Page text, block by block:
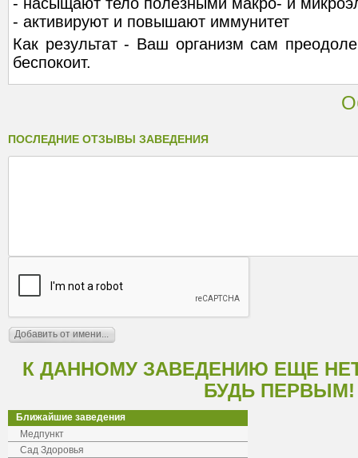
- активируют и повышают иммунитет
Как результат - Ваш организм сам
беспокоит.
ПОСЛЕДНИЕ ОТЗЫВЫ ЗАВЕДЕНИЯ
К ДАННОМУ ЗАВЕДЕНИЮ ЕЩЕ
БУДЬ ПЕРВЫМ!
Ближайшие заведения
Медпункт
Сад Здоровья